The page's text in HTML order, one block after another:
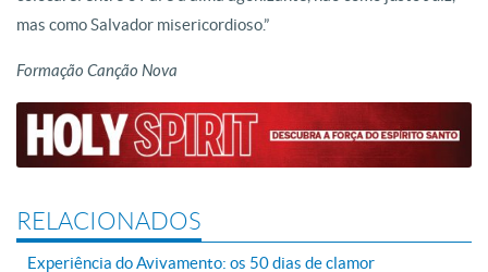
mas como Salvador misericordioso.”
Formação Canção Nova
RELACIONADOS
Experiência do Avivamento: os 50 dias de clamor